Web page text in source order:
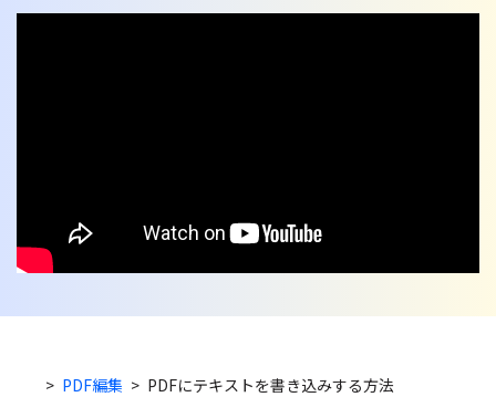
PDFelement Cloud
一括処理
共有・保護
PDF データ抽出
士業に役立つ
活用教室
PowerPointテンプレート
> PDF編集 > PDFにテキストを書き込みする方法